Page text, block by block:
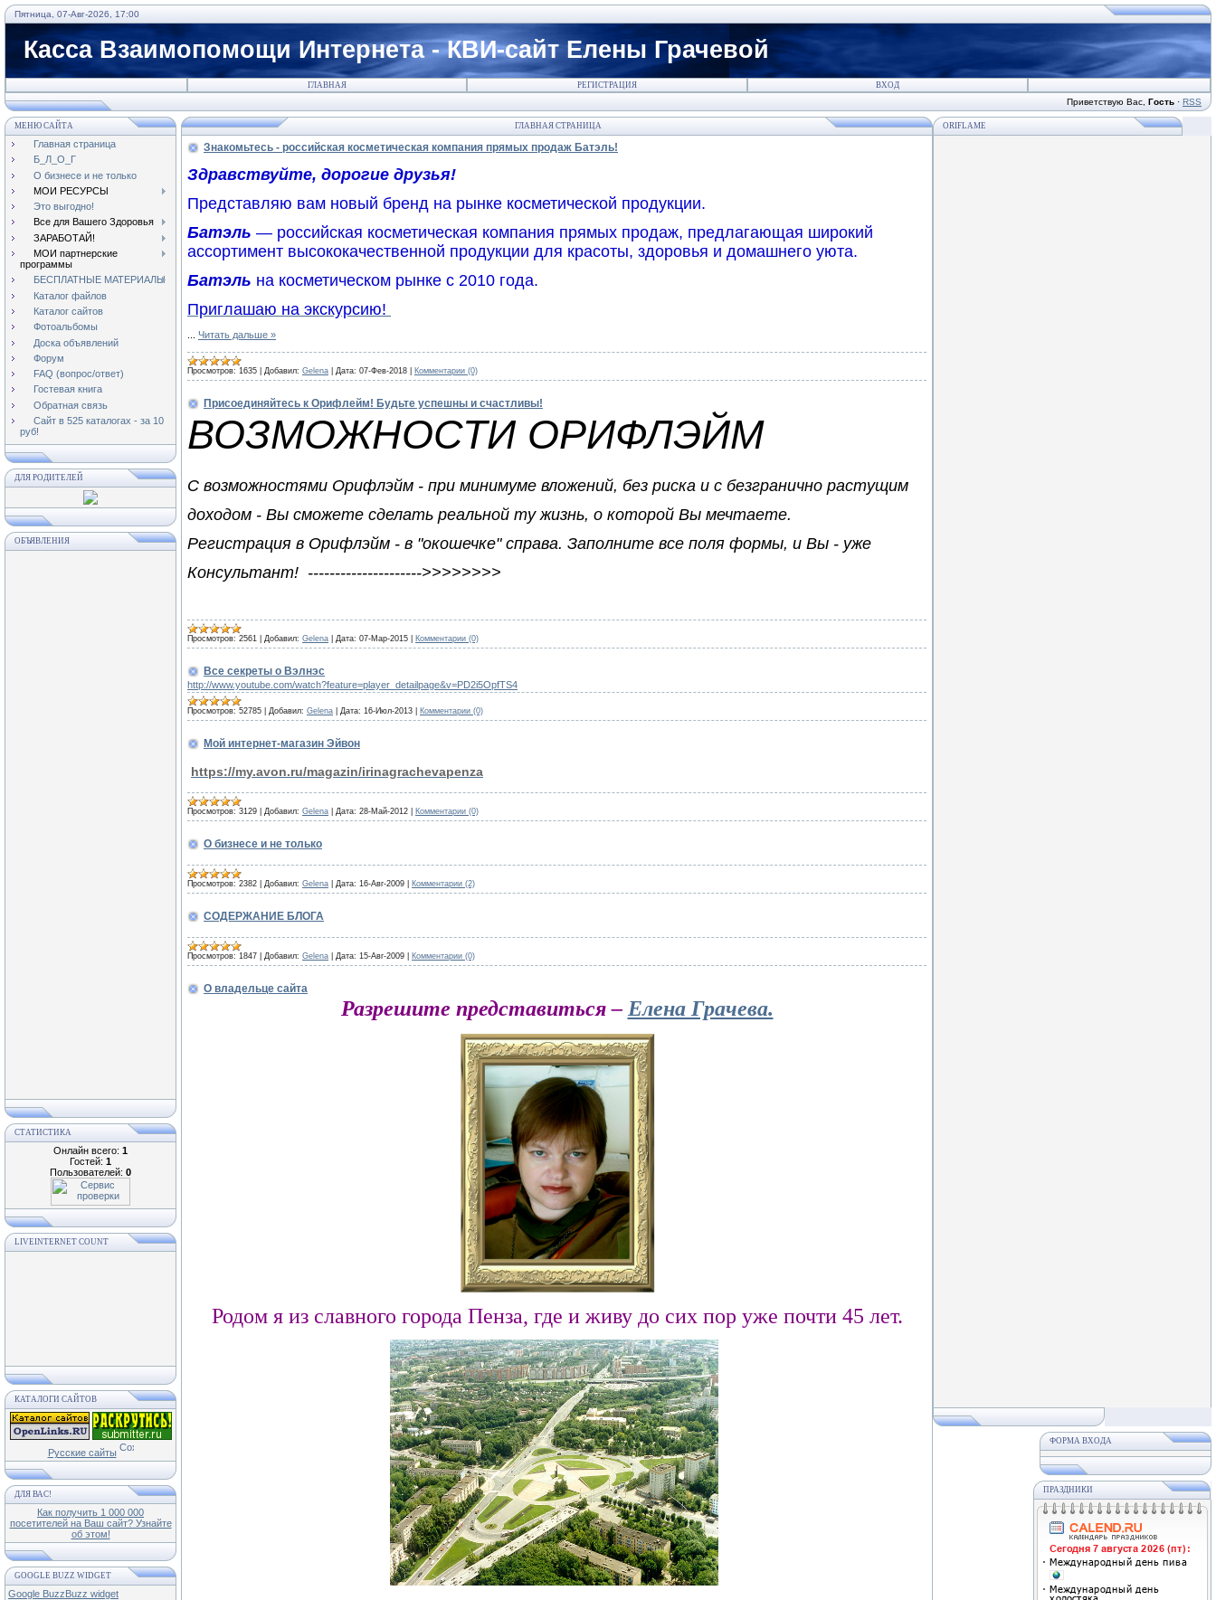
Пятница, 07-Авг-2026, 17:00
Касса Взаимопомощи Интернета - КВИ-сайт Елены Грачевой
ГЛАВНАЯ РЕГИСТРАЦИЯ ВХОД
Приветствую Вас Гость · RSS
МЕНЮ САЙТА
Главная страница
Б_Л_О_Г
О бизнесе и не только
МОИ РЕСУРСЫ
Это выгодно!
Все для Вашего Здоровья
ЗАРАБОТАЙ!
МОИ партнерские
программы
БЕСПЛАТНЫЕ МАТЕРИАЛЫ
Каталог файлов
Каталог сайтов
Фотоальбомы
Доска объявлений
Форум
FAQ (вопрос/ответ)
Гостевая книга
Обратная связь
Сайт в 525 каталогах - за 10
руб!
ДЛЯ РОДИТЕЛЕЙ
ОБЪЯВЛЕНИЯ
СТАТИСТИКА
Онлайн всего: 1
Гостей: 1
Пользователей: 0
LIVEINTERNET COUNT
КАТАЛОГИ САЙТОВ
Русские сайты
ДЛЯ ВАС!
Как получить 1 000 000
посетителей на Ваш сайт? Узнайте
об этом!
GOOGLE BUZZ WIDGET
Google BuzzBuzz widget
ГЛАВНАЯ СТРАНИЦА
Знакомьтесь - российская косметическая компания прямых продаж Батэль!
Здравствуйте, дорогие друзья!
Представляю вам новый бренд на рынке косметической продукции.
Батэль — российская косметическая компания прямых продаж, предлагающая широкий
ассортимент высококачественной продукции для красоты, здоровья и домашнего уюта.
Батэль на косметическом рынке с 2010 года.
Приглашаю на экскурсию!
Читать дальше »
Просмотров: 1635 Добавил: Gelena Дата: 07-Фев-2018 Комментарии (0)
Присоединяйтесь к Орифлейм! Будьте успешны и счастливы!
ВОЗМОЖНОСТИ ОРИФЛЭЙМ
С возможностями Орифлэйм - при минимуме вложений, без риска и с безгранично растущим
доходом - Вы сможете сделать реальной ту жизнь, о которой Вы мечтаете.
Регистрация в Орифлэйм - в "окошечке" справа. Заполните все поля формы, и Вы - уже
Консультант! --------------------->>>>>>>>
Просмотров: 2561 Добавил: Gelena Дата: 07-Мар-2015 Комментарии (0)
Все секреты о Вэлнэс
http://www.youtube.com/watch?feature=player_detailpage&v=PD2i5OpfTS4
Просмотров: 52785 Добавил: Gelena Дата: 16-Июл-2013 Комментарии (0)
Мой интернет-магазин Эйвон
https://my.avon.ru/magazin/irinagrachevapenza
Просмотров: 3129 Добавил: Gelena Дата: 28-Май-2012 Комментарии (0)
О бизнесе и не только
Просмотров: 2382 Добавил: Gelena Дата: 16-Авг-2009 Комментарии (2)
СОДЕРЖАНИЕ БЛОГА
Просмотров: 1847 Добавил: Gelena Дата: 15-Авг-2009 Комментарии (0)
О владельце сайта
Разрешите представиться – Елена Грачева.
Родом я из славного города Пенза, где и живу до сих пор уже почти 45 лет.
ORIFLAME
ФОРМА ВХОДА
ПРАЗДНИКИ